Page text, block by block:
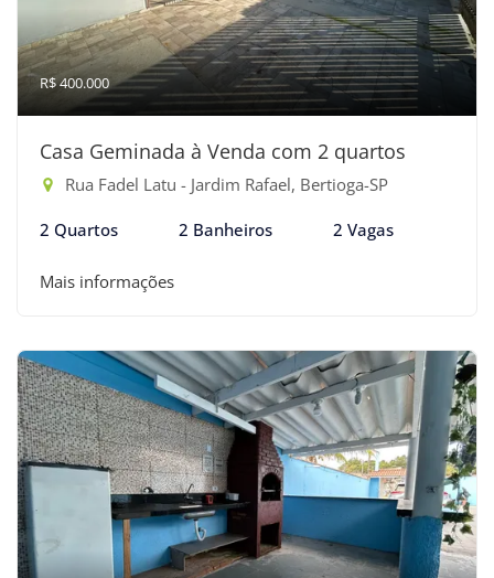
R$ 400.000
Casa Geminada à Venda com 2 quartos
Rua Fadel Latu - Jardim Rafael, Bertioga-SP
2 Quartos 2 Banheiros 2 Vagas
Mais informações